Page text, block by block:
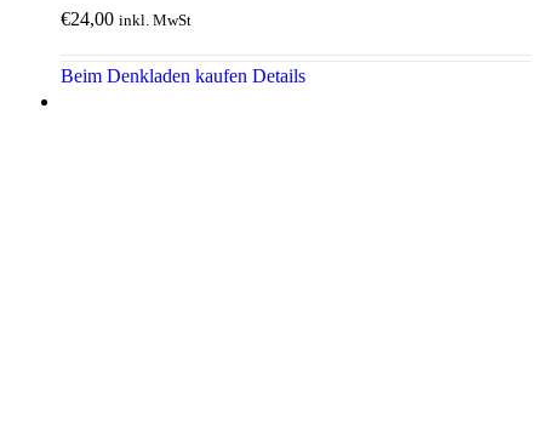
€24,00 inkl. MwSt
Beim Denkladen kaufen Details